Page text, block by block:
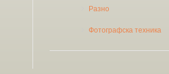
Разно
Фотографска техника